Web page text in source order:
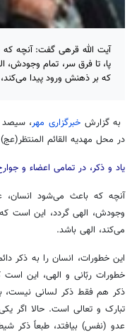
آیت الله قرهی گفت: آنچه
پا، تا فرق سر، تمام وجودش،
که بر ذهنش ورود پیدا
به گزارشخبرگزاری مهر، سیصد
در محل مهدیه القائم
یاد و ذکر، در تمامی اعضاء و
آنچه که باعث می‌شود انسان،
وجودش، الهی گردد، این است
می‌کند، الهی باشد.
این خطورات، انسان را به ذکر
خطورات ربّانی و الهی، این
ذکر هم فقط ذکر لسانی نیست،
تبارک و تعالی است. حالا اگر
عدو (نفس) بیافتد، طبعاً ذکر